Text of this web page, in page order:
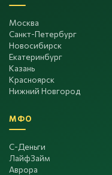
Москва
Санкт-Петербург
Новосибирск
Екатеринбург
Казань
Красноярск
Нижний Новгород
МФО
С-Деньги
ЛайфЗайм
Аврора